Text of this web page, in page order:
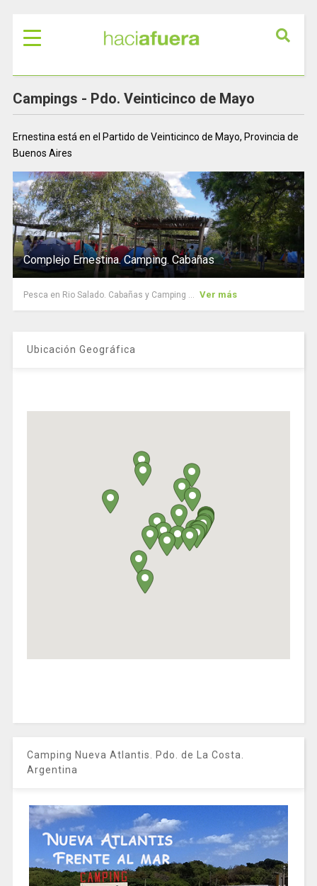
Campings - Pdo. Veinticinco de Mayo
Ernestina está en el Partido de Veinticinco de Mayo, Provincia de
Buenos Aires
Complejo Ernestina. Camping. Cabañas
Pesca en Rio Salado. Cabañas y Camping ... Ver más
Ubicación Geográfica
Camping Nueva Atlantis. Pdo. de La Costa.
Argentina